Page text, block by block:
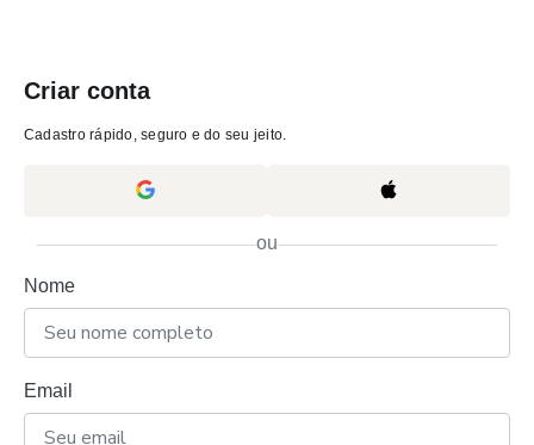
Criar conta
Cadastro rápido, seguro e do seu jeito.
ou
Nome
Email